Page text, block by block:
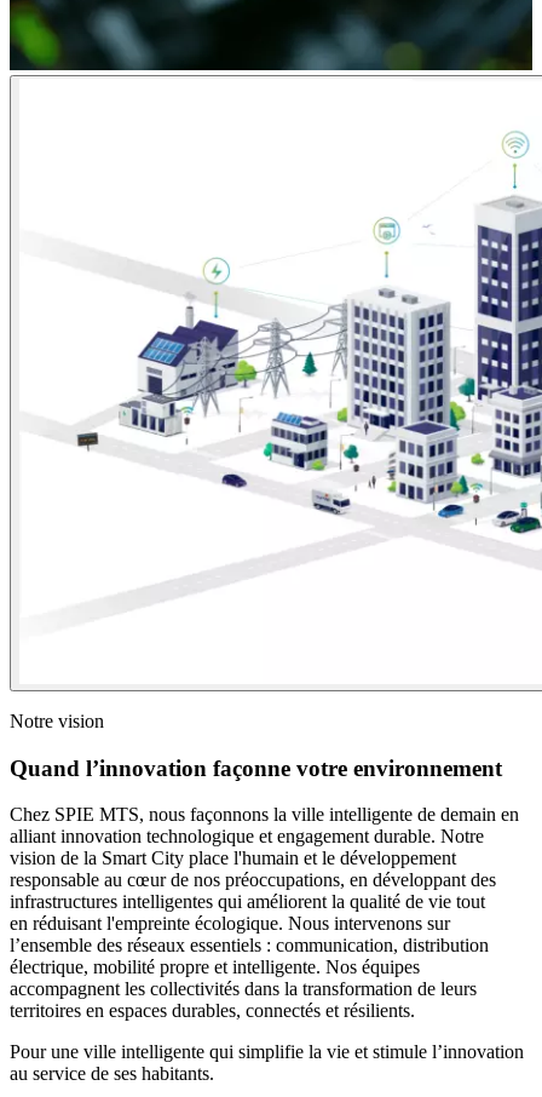
Notre vision
Quand l’innovation façonne votre environnement
Chez SPIE MTS, nous façonnons la ville intelligente de demain en
alliant innovation technologique et engagement durable. Notre
vision de la Smart City place l'humain et le développement
responsable au cœur de nos préoccupations, en développant des
infrastructures intelligentes qui améliorent la qualité de vie tout
en réduisant l'empreinte écologique. Nous intervenons sur
l’ensemble des réseaux essentiels : communication, distribution
électrique, mobilité propre et intelligente. Nos équipes
accompagnent les collectivités dans la transformation de leurs
territoires en espaces durables, connectés et résilients.
Pour une ville intelligente qui simplifie la vie et stimule l’innovation
au service de ses habitants.